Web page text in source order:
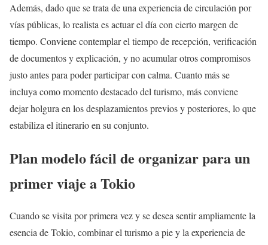
Además, dado que se trata de una experiencia de circulación por
vías públicas, lo realista es actuar el día con cierto margen de
tiempo. Conviene contemplar el tiempo de recepción, verificación
de documentos y explicación, y no acumular otros compromisos
justo antes para poder participar con calma. Cuanto más se
incluya como momento destacado del turismo, más conviene
dejar holgura en los desplazamientos previos y posteriores, lo que
estabiliza el itinerario en su conjunto.
Plan modelo fácil de organizar para un
primer viaje a Tokio
Cuando se visita por primera vez y se desea sentir ampliamente la
esencia de Tokio, combinar el turismo a pie y la experiencia de